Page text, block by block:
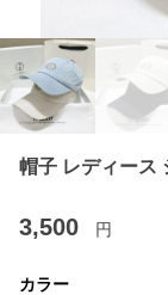
帽子 レディース
3,500 円
カラー